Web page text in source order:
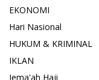
EKONOMI
Hari Nasional
HUKUM & KRIMINAL
IKLAN
Jema'ah Haji